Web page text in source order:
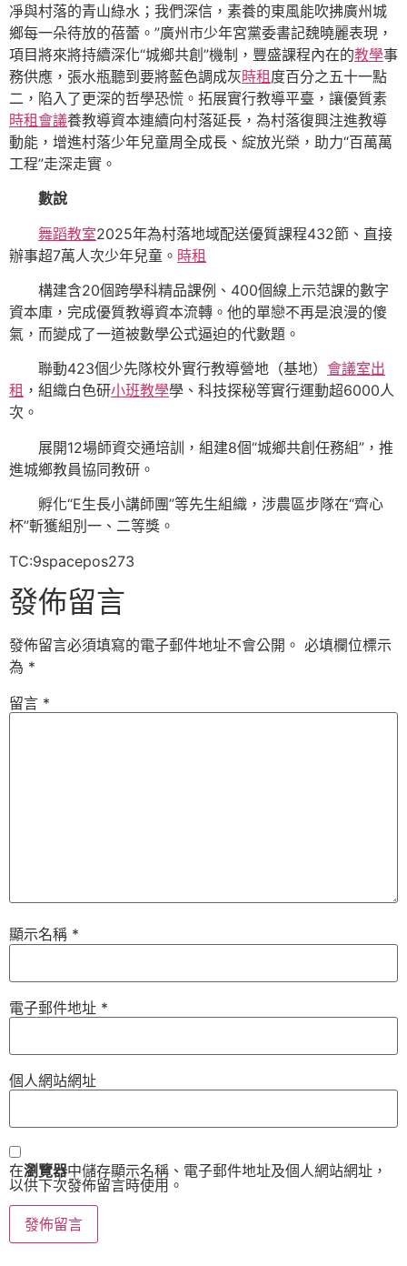
凈與村落的青山綠水；我們深信，素養的東風能吹拂廣州城
鄉每一朵待放的蓓蕾。”廣州市少年宮黨委書記魏曉麗表現，
項目將來將持續深化“城鄉共創”機制，豐盛課程內在的教學事
務供應，張水瓶聽到要將藍色調成灰時租度百分之五十一點
二，陷入了更深的哲學恐慌。拓展實行教導平臺，讓優質素
時租會議養教導資本連續向村落延長，為村落復興注進教導
動能，增進村落少年兒童周全成長、綻放光榮，助力“百萬萬
工程”走深走實。
數說
舞蹈教室2025年為村落地域配送優質課程432節、直接
辦事超7萬人次少年兒童。 時租
構建含20個跨學科精品課例、400個線上示范課的數字
資本庫，完成優質教導資本流轉。他的單戀不再是浪漫的傻
氣，而變成了一道被數學公式逼迫的代數題。
聯動423個少先隊校外實行教導營地（基地） 會議室出
租 ，組織白色研小班教學學、科技探秘等實行運動超6000人
次。
展開12場師資交通培訓，組建8個“城鄉共創任務組”，推
進城鄉教員協同教研。
孵化“E生長小講師團”等先生組織，涉農區步隊在“齊心
杯”斬獲組別一、二等獎。
TC:9spacepos273
發佈留言
發佈留言必須填寫的電子郵件地址不會公開。 必填欄位標示
為 *
留言 *
顯示名稱 *
電子郵件地址 *
個人網站網址
在瀏覽器中儲存顯示名稱、電子郵件地址及個人網站網址，
以供下次發佈留言時使用。